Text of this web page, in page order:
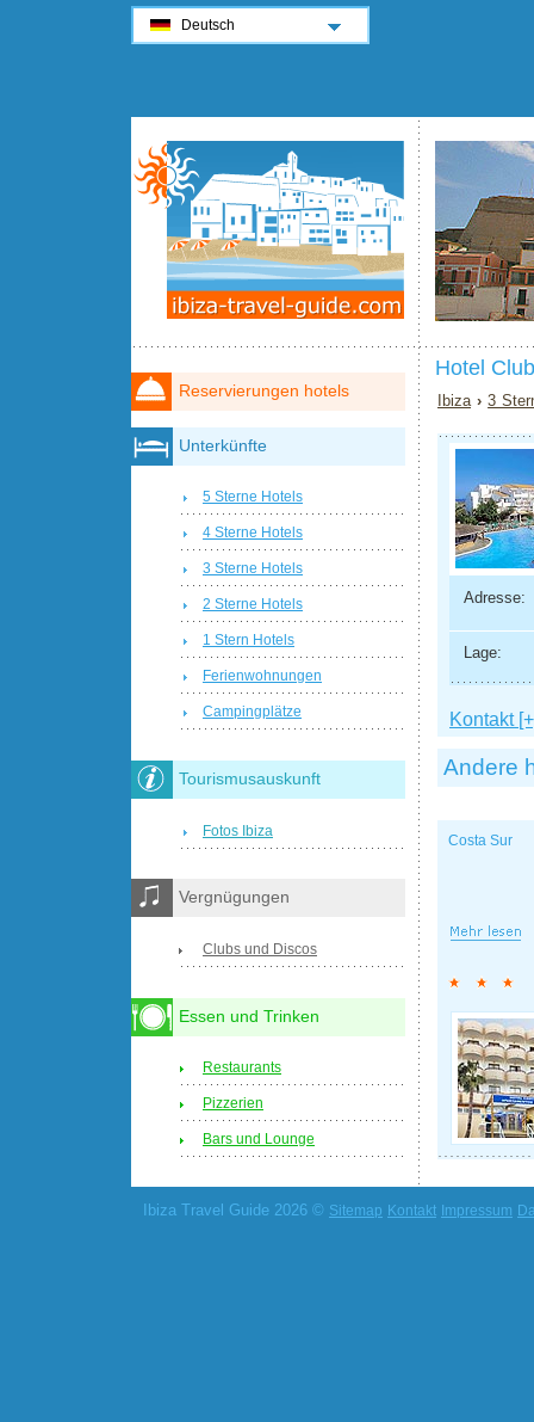
Hotel
Ibiza ›3
Adresse:
Lage:
Kontakt
Andere
Costa Sur
Reservierungen hotels
Unterkünfte
5 Sterne Hotels
4 Sterne Hotels
3 Sterne Hotels
2 Sterne Hotels
1 Stern Hotels
Ferienwohnungen
Campingplätze
Tourismusauskunft
Fotos Ibiza
Vergnügungen
Clubs und Discos
Essen und Trinken
Restaurants
Pizzerien
Bars und Lounge
Ibiza Travel Guide 2026 © Sitemap Kontakt Impressum
Deutsch